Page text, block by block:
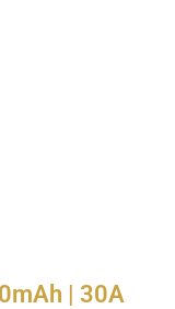
| 30A